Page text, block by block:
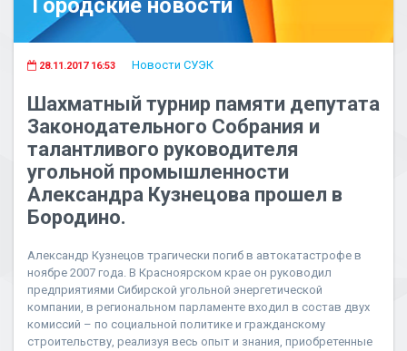
Городские новости
28.11.2017 16:53 Новости СУЭК
Шахматный турнир памяти депутата
Законодательного Собрания и
талантливого руководителя
угольной промышленности
Александра Кузнецова прошел в
Бородино.
Александр Кузнецов трагически погиб в автокатастрофе в
ноябре 2007 года. В Красноярском крае он руководил
предприятиями Сибирской угольной энергетической
компании, в региональном парламенте входил в состав двух
комиссий – по социальной политике и гражданскому
строительству, реализуя весь опыт и знания, приобретенные